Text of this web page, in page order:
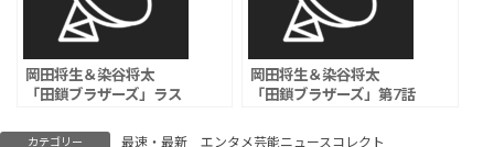
岡田将生＆染谷将太
「田鎖ブラザーズ」ラス
が見つかり「残酷すぎ
岡田将生＆染谷将太
「田鎖ブラザーズ」第7話
カテゴリー 最速・最新 エンタメ芸能ニュースコレクト